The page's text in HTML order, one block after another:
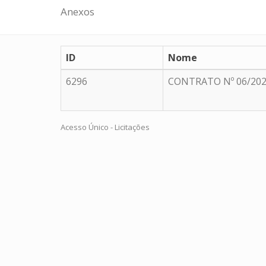
Anexos
ID
Nome
6296
CONTRATO Nº 06/
Acesso Único - Licitações